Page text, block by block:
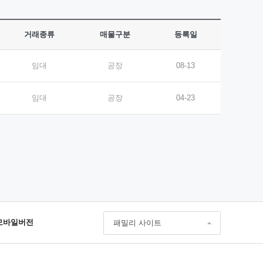
거래종류 매물구분 등록일
임대 공장 08-13
임대 공장 04-23
바일버전 패밀리 사이트